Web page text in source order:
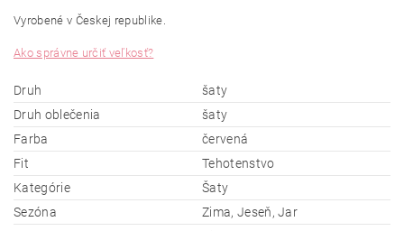
Vyrobené v Českej republike.
Ako správne určiť veľkosť?
Druh
šaty
Druh oblečenia
šaty
Farba
červená
Fit
Tehotenstvo
Kategórie
Šaty
Sezóna
Zima, Jeseň, Jar